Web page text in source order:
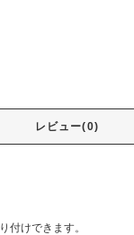
レビュー(0)
付けできます。